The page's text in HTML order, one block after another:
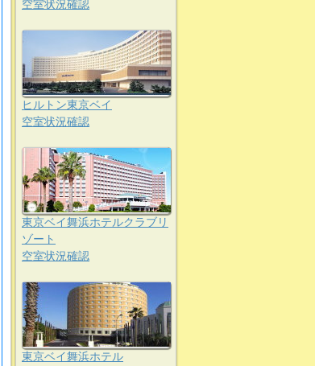
空室状況確認
ヒルトン東京ベイ
空室状況確認
東京ベイ舞浜ホテルクラブリ
ゾート
空室状況確認
東京ベイ舞浜ホテル